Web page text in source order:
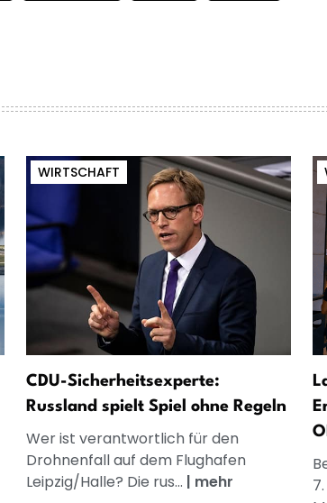
WIRTSCHAFT
CDU-Sicherheitsexperte:
Russland spielt Spiel ohne Regeln
Wer ist verantwortlich für den
Drohnenfall auf dem Flughafen
Leipzig/Halle? Die rus... | mehr